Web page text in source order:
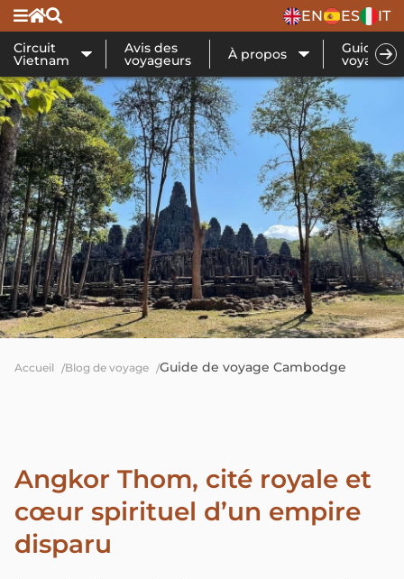
EN ES IT
Circuit
Vietnam
Avis des
voyageurs À propos Guide de
voyage
Accueil Blog de voyage Guide de voyage Cambodge
Angkor Thom, cité royale et
cœur spirituel d’un empire
disparu